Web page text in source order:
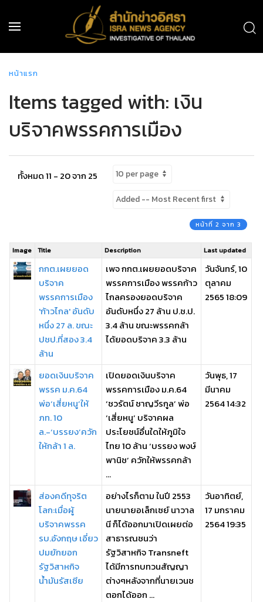
หน้าแรก
Items tagged with: เงิน
บริจาคพรรคการเมือง
ทั้งหมด 11 - 20 จาก 25
หน้าที่ 2 จาก 3
Image Title Description Last updated
กกต.เผยยอด
บริจาค
พรรคการเมือง
'ก้าวไกล' อันดับ
หนึ่ง 27 ล. ขณะ
ปชป.ที่สอง 3.4
ล้าน
เพจ กกต.เผยยอดบริจาค
พรรคการเมือง พรรคก้าว
ไกลครองยอดบริจาค
อันดับหนึ่ง 27 ล้าน ป.ช.ป.
3.4 ล้าน ขณะพรรคกล้า
ได้ยอดบริจาค 3.3 ล้าน
วันจันทร์, 10
ตุลาคม
2565 18:09
ยอดเงินบริจาค
พรรค ม.ค.64
พ่อ‘เสี่ยหนู’ให้
ภท. 10
ล.-‘บรรยง’ควัก
ให้กล้า 1 ล.
เปิดยอดเงินบริจาค
พรรคการเมือง ม.ค.64
‘ชวรัตน์ ชาญวีรกูล’ พ่อ
‘เสี่ยหนู’ บริจาคผล
ประโยชน์อื่นใดให้ภูมิใจ
ไทย 10 ล้าน ‘บรรยง พงษ์
พานิช’ ควักให้พรรคกล้า
...
วันพุธ, 17
มีนาคม
2564 14:32
ส่องคดีทุจริต
โลก:เมื่อผู้
บริจาคพรรค
รบ.อังกฤษ เอี่ยว
ปมยักยอก
รัฐวิสาหกิจ
น้ำมันรัสเซีย
อย่างไรก็ตาม ในปี 2553
นายนายอเล็กเซย์ นาวาล
นี ก็ได้ออกมาเปิดเผยต่อ
สาธารณชนว่า
รัฐวิสาหกิจ Transneft
ได้มีการทบทวนสัญญา
ต่างๆหลังจากที่นายเวนช
ตอกได้ออก ...
วันอาทิตย์,
17 มกราคม
2564 19:35